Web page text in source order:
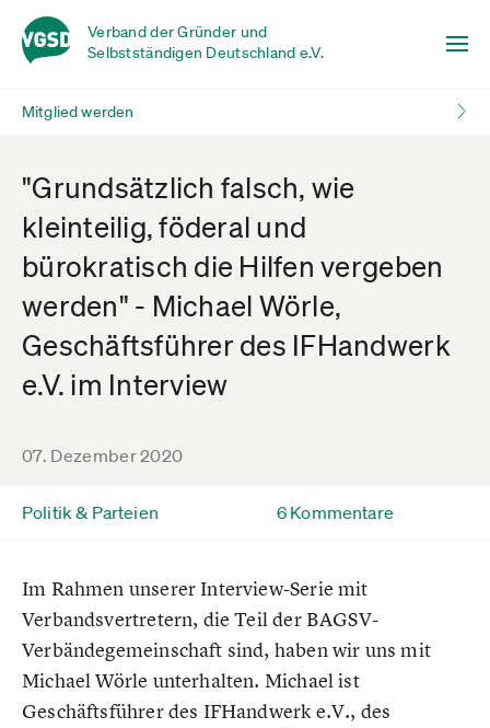
Verband der Gründer und
Selbstständigen Deutschland e.V.
Mitglied werden
"Grundsätzlich falsch, wie
kleinteilig, föderal und
bürokratisch die Hilfen vergeben
werden" - Michael Wörle,
Geschäftsführer des IFHandwerk
e.V. im Interview
07. Dezember 2020
Politik & Parteien 6 Kommentare
Im Rahmen unserer Interview-Serie mit
Verbandsvertretern, die Teil der BAGSV-
Verbändegemeinschaft sind, haben wir uns mit
Michael Wörle unterhalten. Michael ist
Geschäftsführer des IFHandwerk e.V., des